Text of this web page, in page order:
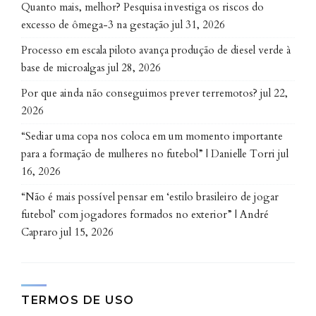
perceber que isso não tem apenas consequências
emocionais e sociais, podendo ser vítimas potenciais
e diretas.
(GO) mostrou uma opinião pública que tende à
exemplo, como realista o discurso da postagem
aberta que o assassino dos próprios filhos deixou em
uma rede social. Qual a simbologia por trás desse
caso, na sua compreensão?
Quanto mais, melhor? Pesquisa investiga os riscos do
excesso de ômega-3 na gestação jul 31, 2026
Processo em escala piloto avança produção de diesel verde à
base de microalgas jul 28, 2026
Por que ainda não conseguimos prever terremotos? jul 22,
2026
“Sediar uma copa nos coloca em um momento importante
para a formação de mulheres no futebol” | Danielle Torri jul
16, 2026
“Não é mais possível pensar em ‘estilo brasileiro de jogar
futebol’ com jogadores formados no exterior” | André
Capraro jul 15, 2026
TERMOS DE USO